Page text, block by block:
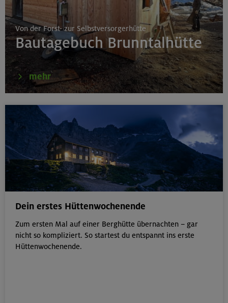
Von der Forst- zur Selbstversorgerhütte
Bautagebuch Brunntalhütte
mehr
Dein erstes Hüttenwochenende
Zum ersten Mal auf einer Berghütte übernachten – gar
nicht so kompliziert. So startest du entspannt ins erste
Hüttenwochenende.